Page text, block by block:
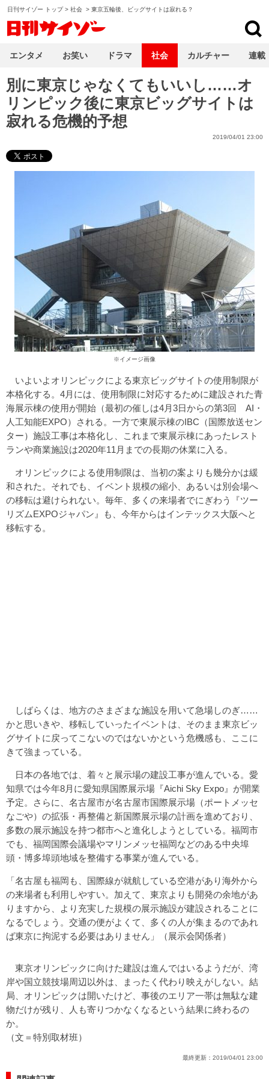
日刊サイゾー トップ> 社会 > 東京五輪後、ビッグサイトは寂れる？
別に東京じゃなくてもいいし……オ
リンピック後に東京ビッグサイトは
寂れる危機的予想
2019/04/01 23:00
※イメージ画像
いよいよオリンピックによる東京ビッグサイトの使用制限が
本格化する。4月には、使用制限に対応するために建設された青
海展示棟の使用が開始（最初の催しは4月3日からの第3回 AI・
人工知能EXPO）される。一方で東展示棟のIBC（国際放送セン
ター）施設工事は本格化し、これまで東展示棟にあったレスト
ランや商業施設は2020年11月までの長期の休業に入る。
オリンピックによる使用制限は、当初の案よりも幾分かは緩
和された。それでも、イベント規模の縮小、あるいは別会場へ
の移転は避けられない。毎年、多くの来場者でにぎわう『ツー
リズムEXPOジャパン』も、今年からはインテックス大阪へと
移転する。
しばらくは、地方のさまざまな施設を用いて急場しのぎ……
かと思いきや、移転していったイベントは、そのまま東京ビッ
グサイトに戻ってこないのではないかという危機感も、ここに
きて強まっている。
日本の各地では、着々と展示場の建設工事が進んでいる。愛
知県では今年8月に愛知県国際展示場『Aichi Sky Expo』が開業
予定。さらに、名古屋市が名古屋市国際展示場（ポートメッセ
なごや）の拡張・再整備と新国際展示場の計画を進めており、
多数の展示施設を持つ都市へと進化しようとしている。福岡市
でも、福岡国際会議場やマリンメッセ福岡などのある中央埠
頭・博多埠頭地域を整備する事業が進んでいる。
「名古屋も福岡も、国際線が就航している空港があり海外から
の来場者も利用しやすい。加えて、東京よりも開発の余地があ
りますから、より充実した規模の展示施設が建設されることに
なるでしょう。交通の便がよくて、多くの人が集まるのであれ
ば東京に拘泥する必要はありません」（展示会関係者）
東京オリンピックに向けた建設は進んではいるようだが、湾
岸や国立競技場周辺以外は、まったく代わり映えがしない。結
局、オリンピックは開いたけど、事後のエリア一帯は無駄な建
物だけが残り、人も寄りつかなくなるという結果に終わるの
か。
（文＝特別取材班）
最終更新： 2019/04/01 23:00
エンタメ お笑い ドラマ 社会 カルチャー 連載